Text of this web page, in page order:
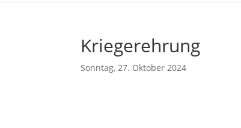
Kriegerehrung
Sonntag, 27. Oktober 2024